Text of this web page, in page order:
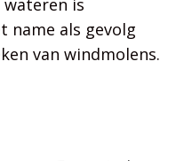
name als gevolg
van windmolens.